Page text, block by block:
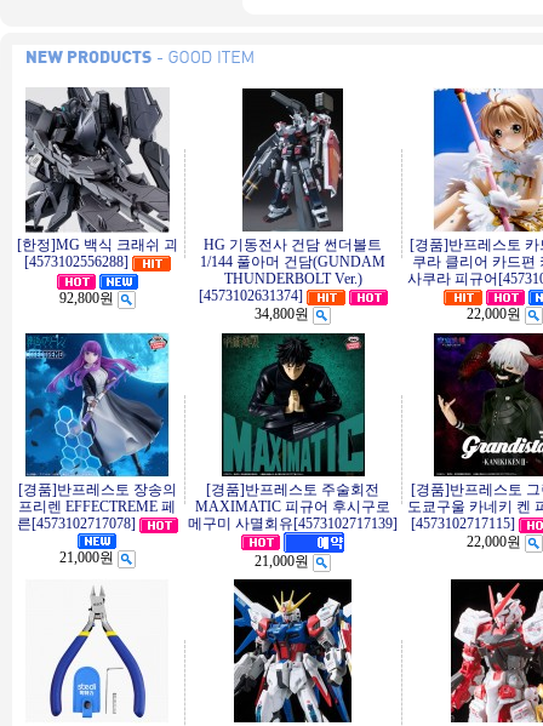
[한정]MG 백식 크래쉬 괴
[4573102556288]
92,800원
HG 기동전사 건담 썬더볼트
1/144 풀아머 건담(GUNDAM
THUNDERBOLT Ver.)
[4573102631374]
34,800원
[경품]반프레스토 카
쿠라 클리어 카드편
사쿠라 피규어
22,000원
[경품]반프레스토 장송의
프리렌 EFFECTREME 페
른[4573102717078]
21,000원
[경품]반프레스토 주술회전
MAXIMATIC 피규어 후시구로
메구미 사멸회유[4573102717139]
21,000원
[경품]반프레스토
도쿄구울 카네키 켄
[4573102717115]
22,000원